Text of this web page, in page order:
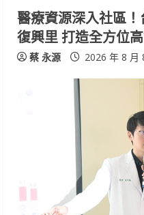
n
g
醫療資源深入社區
復興里 打造全方位
蔡 永源 2026 年 8 月